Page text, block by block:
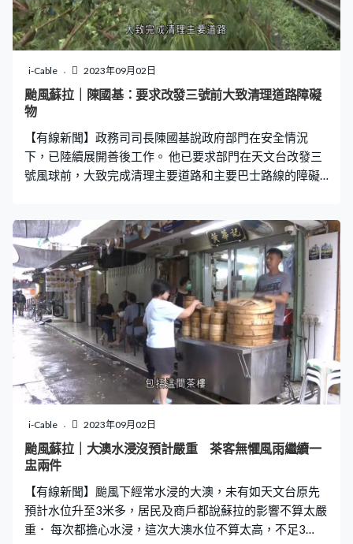
山竹和溫黛分別只是945和950百帕斯卡，「氣壓低會拉扯
海水，是風暴潮的重要因素。蘇拉這方面引起的風暴潮自
然弱一點。蘇拉基本上與海岸線平行，這樣的角度不會產
生非常大的風暴潮。」 天文台前台長岑智明在社交平台
說，蘇拉中心眼壁的結構明顯被破壞，因此風暴潮沒有天
文台原先估計的大，吐露港的破紀錄預報沒有兌現，認為
i-Cable 2023年09月02日
颱風蘇拉｜陳國基：要求改發三號前大致清理道路障礙
物
【有線新聞】政務司司長陳國基說政府部門在安全情況
下，已陸續展開善後工作。 他已要求部門在天文台改發三
號風球前，大致完成清理主要道路和主要巴士路線的障礙
架。
i-Cable 2023年09月02日
颱風蘇拉｜大澳水浸沒預計嚴重 茶客無懼風雨繼續一
盅兩件
【有線新聞】颱風下經常水浸的大澳，未有如天文台原先
預計水位升至3米多，居民及商戶都說蘇拉的影響不算太嚴
重． 每次都擔心水浸，這次大澳水位不算太高，不足3